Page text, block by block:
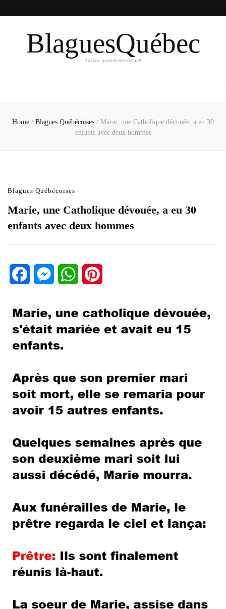
BlaguesQuébec
Ta dose quotidienne de rire!
Home / Blagues Québécoises / Marie, une Catholique dévouée, a eu 30
enfants avec deux hommes
Blagues Québécoises
Marie, une Catholique dévouée, a eu 30
enfants avec deux hommes
FacebookMessengerWhatsApp